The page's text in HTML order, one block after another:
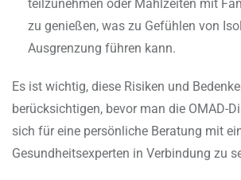
teilzunehmen oder Mahlzeiten mit
zu genießen, was zu Gefühlen von
Ausgrenzung führen kann.
Es ist wichtig, diese Risiken und
berücksichtigen, bevor man die OMAD-
sich für eine persönliche Beratung mit
Gesundheitsexperten in Verbindung zu